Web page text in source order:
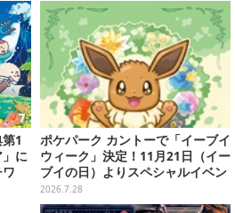
1
に
ポケパーク カントーで「イーブイ
ウィーク」決定！11月21日（イー
ブイの日）よりスペシャルイベン
ト開催
2026.7.28